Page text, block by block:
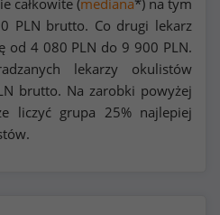
całkowite (mediana*) na tym
PLN brutto. Co drugi lekarz
od 4 080 PLN do 9 900 PLN.
lekarzy okulistów
brutto. Na zarobki powyżej
liczyć grupa 25% najlepiej